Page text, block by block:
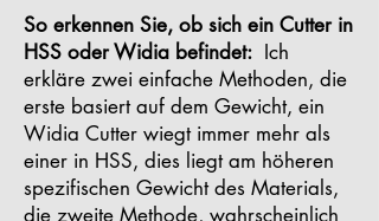
So erkennen Sie, ob sich ein Cutter in
HSS oder Widia befindet: Ich
erkläre zwei einfache Methoden, die
erste basiert auf dem Gewicht, ein
Widia Cutter wiegt immer mehr als
einer in HSS, dies liegt am höheren
spezifischen Gewicht des Materials,
die zweite Methode, wahrscheinlich